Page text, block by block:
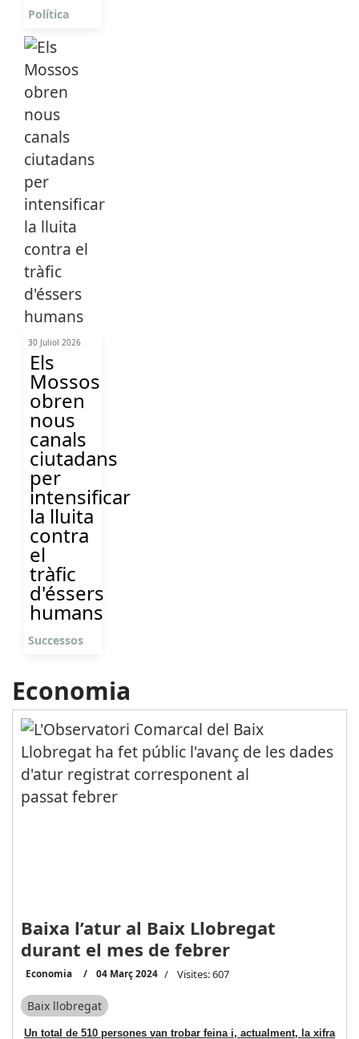
Política
30 Juliol 2026
Els
Mossos
obren
nous
canals
ciutadans
per
intensificar
la lluita
contra
el
tràfic
d'éssers
humans
Successos
Economia
Baixa l’atur al Baix Llobregat
durant el mes de febrer
Economia 04 Març 2024 Visites: 607
Baix llobregat
Un total de 510 persones van trobar feina i, actualment, la xifra